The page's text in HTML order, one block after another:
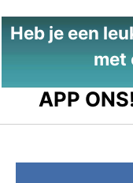
Heb je een
met
APP